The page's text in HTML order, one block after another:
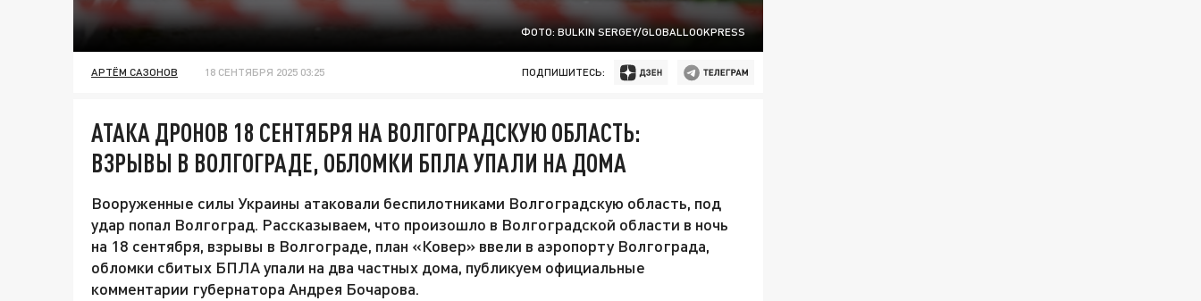
ФОТО: BULKIN SERGEY/GLOBALLOOKPRESS
АРТЁМ САЗОНОВ 18 СЕНТЯБРЯ 2025 03:25 ПОДПИШИТЕСЬ:
АТАКА ДРОНОВ 18 СЕНТЯБРЯ НА ВОЛГОГРАДСКУЮ ОБЛАСТЬ:
ВЗРЫВЫ В ВОЛГОГРАДЕ, ОБЛОМКИ БПЛА УПАЛИ НА ДОМА
Вооруженные силы Украины атаковали беспилотниками Волгоградскую область, под
удар попал Волгоград. Рассказываем, что произошло в Волгоградской области в ночь
на 18 сентября, взрывы в Волгограде, план «Ковер» ввели в аэропорту Волгограда,
обломки сбитых БПЛА упали на два частных дома, публикуем официальные
комментарии губернатора Андрея Бочарова.